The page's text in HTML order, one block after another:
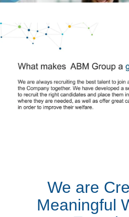
We are
Meaningful